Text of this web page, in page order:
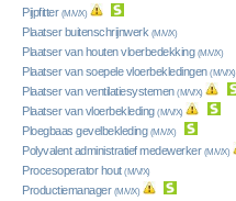
Pijpfitter (M/V/X)
Plaatser buitenschrijnwerk (M/V/X)
Plaatser van houten vloerbedekking (M/V/X)
Plaatser van soepele vloerbekledingen (M/V/X)
Plaatser van ventilatiesystemen (M/V/X)
Plaatser van vloerbekleding (M/V/X)
Ploegbaas gevelbekleding (M/V/X)
Polyvalent administratief medewerker (M/V/X)
Procesoperator hout (M/V/X)
Productiemanager (M/V/X)